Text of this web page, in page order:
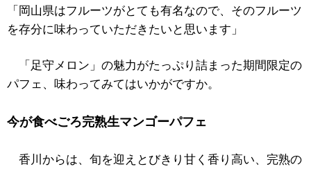
「岡山県はフルーツがとても有名なので、そのフルーツ
を存分に味わっていただきたいと思います」
「足守メロン」の魅力がたっぷり詰まった期間限定の
パフェ、味わってみてはいかがですか。
今が食べごろ完熟生マンゴーパフェ
香川からは、旬を迎えとびきり甘く香り高い、完熟の